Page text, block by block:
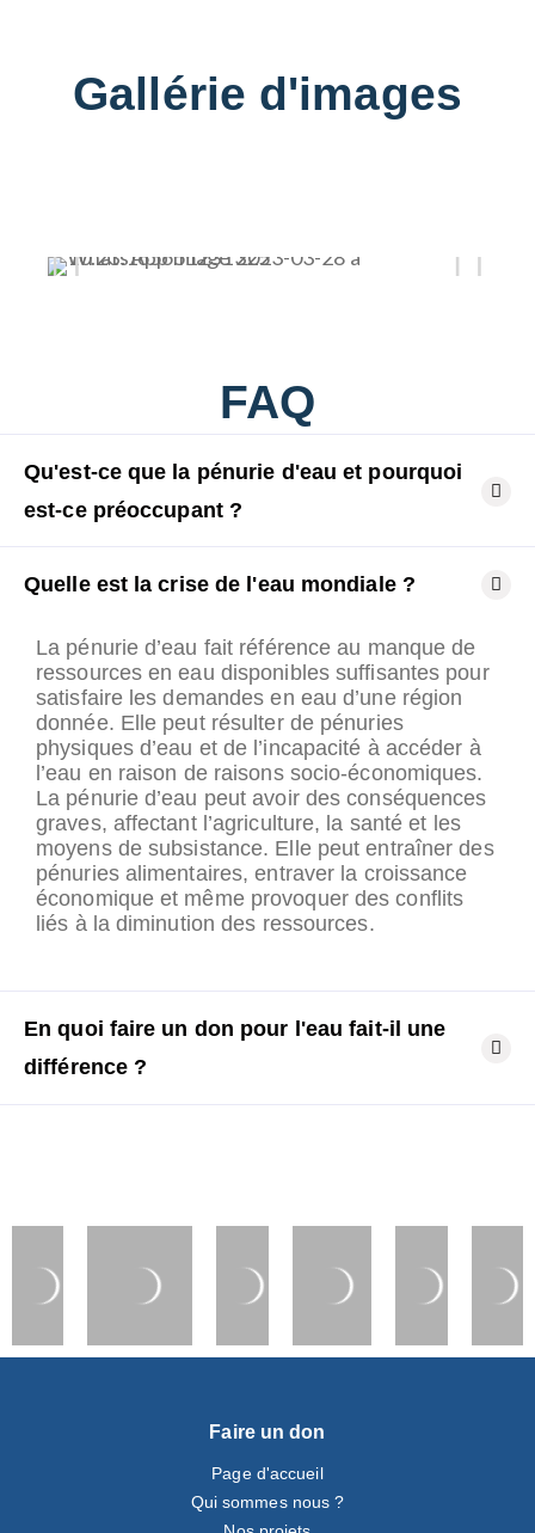
Gallérie d'images
FAQ
Qu'est-ce que la pénurie d'eau et pourquoi
est-ce préoccupant ?
Quelle est la crise de l'eau mondiale ?
La pénurie d’eau fait référence au manque de
ressources en eau disponibles suffisantes pour
satisfaire les demandes en eau d’une région
donnée. Elle peut résulter de pénuries
physiques d’eau et de l’incapacité à accéder à
l’eau en raison de raisons socio-économiques.
La pénurie d’eau peut avoir des conséquences
graves, affectant l’agriculture, la santé et les
moyens de subsistance. Elle peut entraîner des
pénuries alimentaires, entraver la croissance
économique et même provoquer des conflits
liés à la diminution des ressources.
En quoi faire un don pour l'eau fait-il une
différence ?
Faire un don
Page d'accueil
Qui sommes nous ?